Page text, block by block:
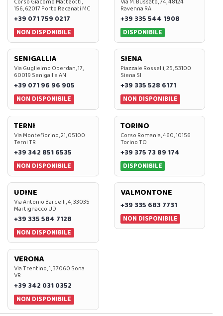
156, 62017 Porto Recanati MC
+39 071 759 0217
NON DISPONIBILE
Ravenna RA
+39 335 544 1908
DISPONIBILE
SENIGALLIA
Via Guglielmo Oberdan, 17,
60019 Senigallia AN
+39 071 96 96 905
NON DISPONIBILE
SIENA
Piazzale Rosselli, 25, 53100
Siena SI
+39 335 528 6171
NON DISPONIBILE
TERNI
Via Montefiorino, 21, 05100
Terni TR
+39 342 851 6535
NON DISPONIBILE
TORINO
Corso Romania, 460, 10156
Torino TO
+39 375 73 89 174
DISPONIBILE
UDINE
Via Antonio Bardelli, 4, 33035
Martignacco UD
+39 335 584 7128
NON DISPONIBILE
VALMONTONE
+39 335 683 7731
NON DISPONIBILE
VERONA
Via Trentino, 1, 37060 Sona
VR
+39 342 031 0352
NON DISPONIBILE